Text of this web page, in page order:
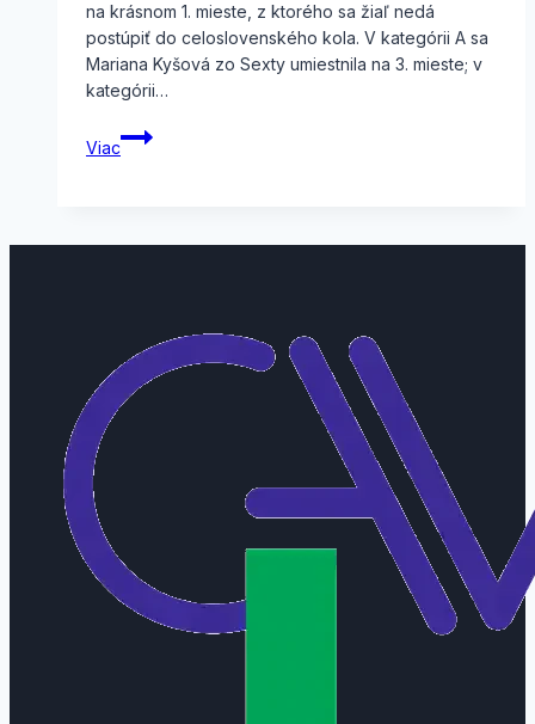
na krásnom 1. mieste, z ktorého sa žiaľ nedá
postúpiť do celoslovenského kola. V kategórii A sa
Mariana Kyšová zo Sexty umiestnila na 3. mieste; v
kategórii…
Viac
Krajské
kolo